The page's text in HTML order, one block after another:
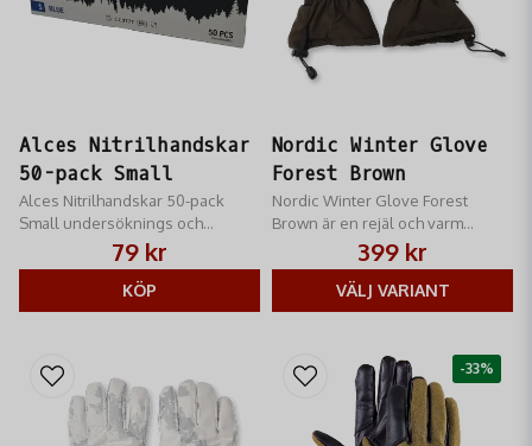
Alces Nitrilhandskar
50-pack Small
Alces Nitrilhandskar 50-pack
Small undersöknings och
skyddshandskar för
engångsbruk
79 kr
KÖP
Nordic Winter Glove
Forest Brown
Nordic Winter Glove Forest
Brown är en rejäl och varm
handske för årets kallare
månader
399 kr
VÄLJ VARIANT
-33%